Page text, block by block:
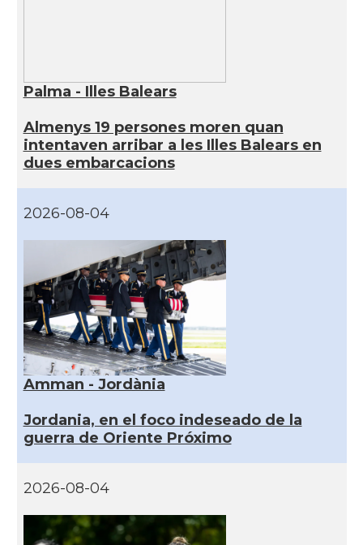
Palma - Illes Balears
Almenys 19 persones moren quan
intentaven arribar a les Illes Balears en
dues embarcacions
2026-08-04
Amman - Jordània
Jordania, en el foco indeseado de la
guerra de Oriente Próximo
2026-08-04